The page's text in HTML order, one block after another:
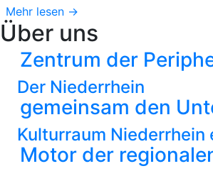
Mehr lesen →
Über uns
Zentrum der
Der Niederrhein
gemeinsam den
Kulturraum Niederrhein
Motor der